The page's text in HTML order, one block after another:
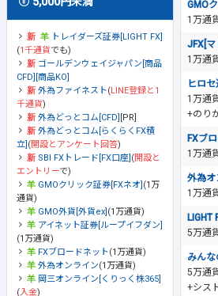
トレイダーズ証券[LIGHT FX]
(1千通貨でも)
ゴールデンウェイジャパン[商品
CFD][商品KO]
外為ファイネスト(LINE登録と1
千通貨)
外為どっとコム[CFD] [PR]
外為どっとコム[らくらくFX積
立] (開設とアンケート回答)
SBI FXトレード[FX口座] (開設と
エントリーで)
GMOクリック証券[FXネオ] (1万
通貨)
GMO外貨[外貨ex] (1万通貨)
アイネット証券[ループイフダン]
(1万通貨)
FXブロードネット(1万通貨)
外為オンライン(1万通貨)
岡三オンライン[くりっく株365]
(入金)
GMO
1万通
JFX[マ
1万通
ヒロ
1万通
+のり
FXブ
1万通
外為オ
1万通
LIGHT
5万通
みんな
5万通
+シス